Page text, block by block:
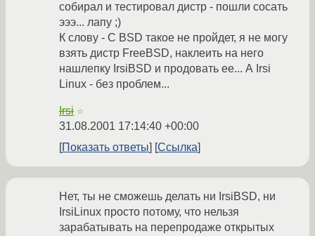
собирал и тестировал дистр - пошли сосать
эээ... лапу ;)
К слову - C BSD такое не пройдет, я не могу
взять дистр FreeBSD, наклеить на него
нашлепку IrsiBSD и продовать ее... А Irsi
Linux - без проблем...
Irsi ☆
31.08.2001 17:14:40 +00:00
Показать ответы
Ссылка
Нет, ты не сможешь делать ни IrsiBSD, ни
IrsiLinux просто потому, что нельзя
зарабатывать на перепродаже открытых